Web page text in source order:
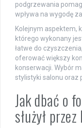
podgrzewania
wpływa na wygodę
Kolejnym aspektem,
którego wykonany
łatwe do
oferować większy
konserwacji. Wybór
stylistyki salonu oraz
Jak dbać o
służył